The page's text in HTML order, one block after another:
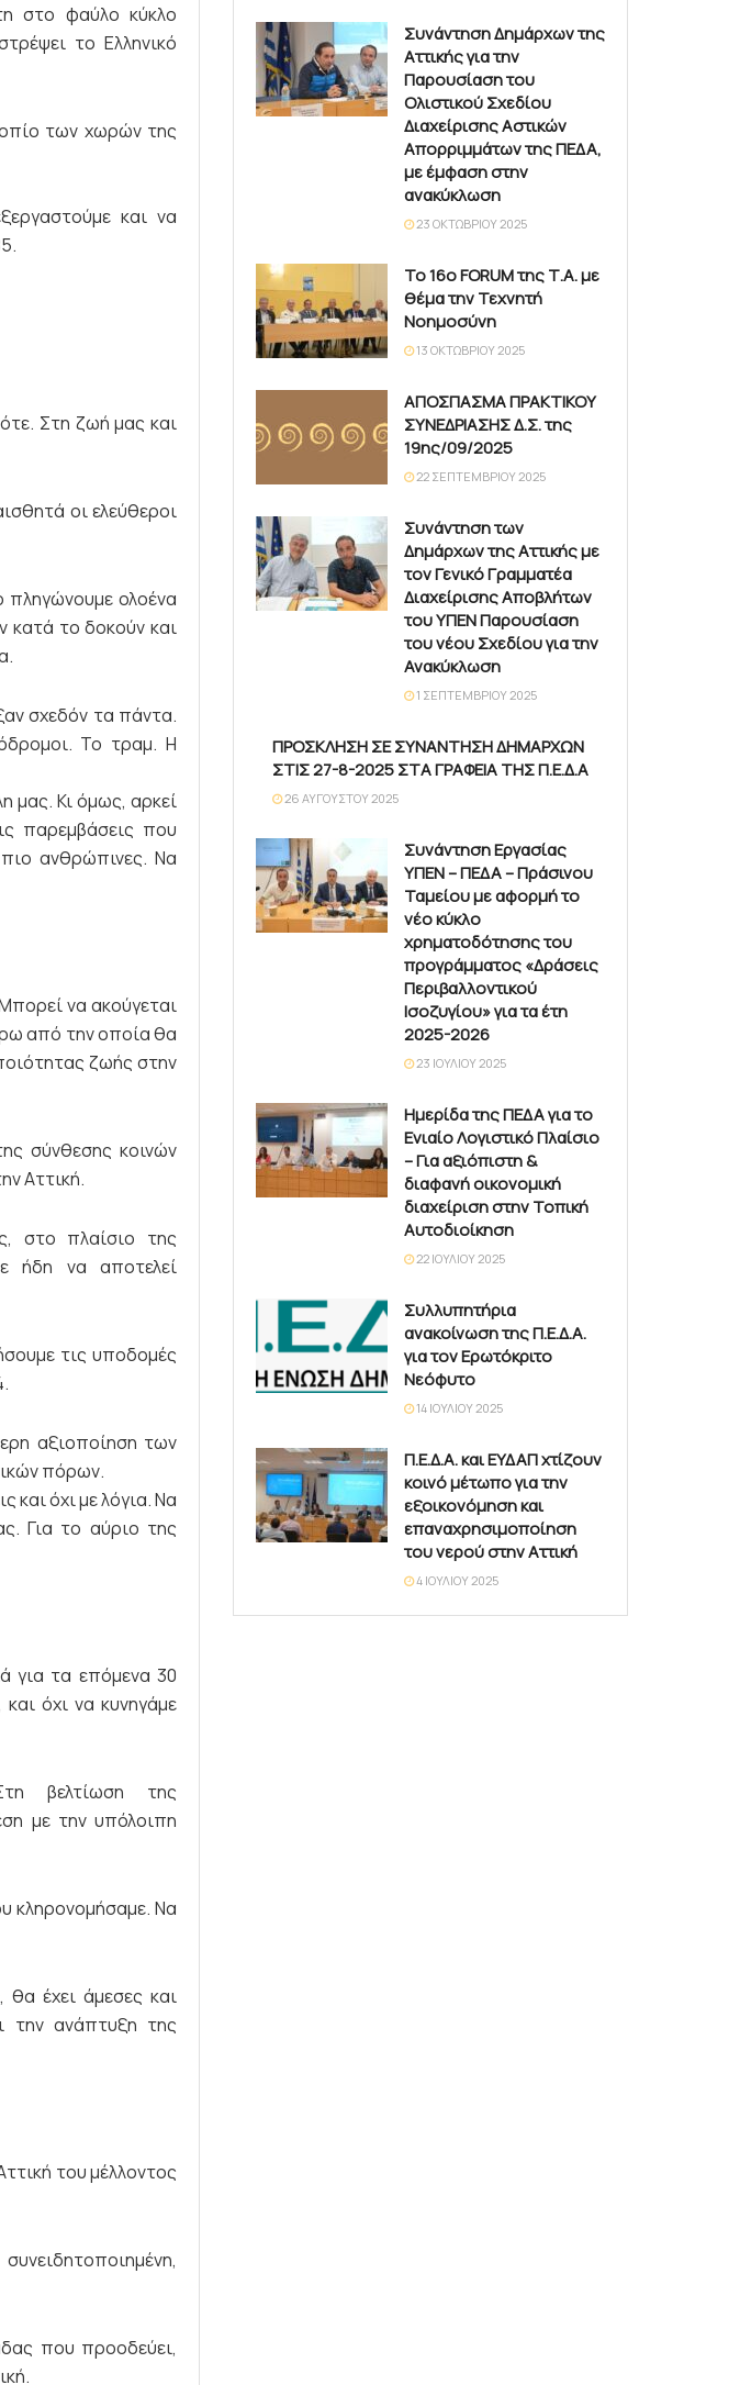
στο φαύλο κύκλο
το Ελληνικό
των χωρών της
και να
Στη ζωή μας και
οι ελεύθεροι
πληγώνουμε ολοένα
κατά το δοκούν και
σχεδόν τα πάντα.
Το τραμ. Η
μας. Κι όμως, αρκεί
παρεμβάσεις που
ανθρώπινες. Να
να ακούγεται
από την οποία θα
ζωής στην
σύνθεσης κοινών
Αττική.
στο πλαίσιο της
ήδη να αποτελεί
τις υποδομές
αξιοποίηση των
πόρων.
και όχι με λόγια. Να
Για το αύριο της
για τα επόμενα 30
όχι να κυνηγάμε
βελτίωση της
με την υπόλοιπη
κληρονομήσαμε. Να
έχει άμεσες και
την ανάπτυξη της
του μέλλοντος
που προοδεύει,
Συνάντηση Δημάρχων της
Αττικής για την
Παρουσίαση του
Ολιστικού Σχεδίου
Διαχείρισης Αστικών
Απορριμμάτων της ΠΕΔΑ,
με έμφαση στην
ανακύκλωση
23 ΟΚΤΩΒΡΊΟΥ 2025
Το 16ο FORUM της Τ.Α. με
θέμα την Τεχνητή
Νοημοσύνη
13 ΟΚΤΩΒΡΊΟΥ 2025
ΑΠΟΣΠΑΣΜΑ ΠΡΑΚΤΙΚΟΥ
ΣΥΝΕΔΡΙΑΣΗΣ Δ.Σ. της
19ης/09/2025
22 ΣΕΠΤΕΜΒΡΊΟΥ 2025
Συνάντηση των
Δημάρχων της Αττικής με
τον Γενικό Γραμματέα
Διαχείρισης Αποβλήτων
του ΥΠΕΝ Παρουσίαση
του νέου Σχεδίου για την
Ανακύκλωση
1 ΣΕΠΤΕΜΒΡΊΟΥ 2025
ΠΡΟΣΚΛΗΣΗ ΣΕ ΣΥΝΑΝΤΗΣΗ ΔΗΜΑΡΧΩΝ
ΣΤΙΣ 27-8-2025 ΣΤΑ ΓΡΑΦΕΙΑ ΤΗΣ Π.Ε.Δ.Α
26 ΑΥΓΟΎΣΤΟΥ 2025
Συνάντηση Εργασίας
ΥΠΕΝ – ΠΕΔΑ – Πράσινου
Ταμείου με αφορμή το
νέο κύκλο
χρηματοδότησης του
προγράμματος «Δράσεις
Περιβαλλοντικού
Ισοζυγίου» για τα έτη
2025-2026
23 ΙΟΥΛΊΟΥ 2025
Ημερίδα της ΠΕΔΑ για το
Ενιαίο Λογιστικό Πλαίσιο
– Για αξιόπιστη &
διαφανή οικονομική
διαχείριση στην Τοπική
Αυτοδιοίκηση
22 ΙΟΥΛΊΟΥ 2025
Συλλυπητήρια
ανακοίνωση της Π.Ε.Δ.Α.
για τον Ερωτόκριτο
Νεόφυτο
14 ΙΟΥΛΊΟΥ 2025
Π.Ε.Δ.Α. και ΕΥΔΑΠ χτίζουν
κοινό μέτωπο για την
εξοικονόμηση και
επαναχρησιμοποίηση
του νερού στην Αττική
4 ΙΟΥΛΊΟΥ 2025